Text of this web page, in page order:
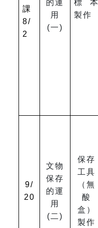
課
8/
2
的運
用
(一)
標本
製作
9/
20
文物
保存
的運
用
(二)
保存
工具
（無
酸
盒）
製作